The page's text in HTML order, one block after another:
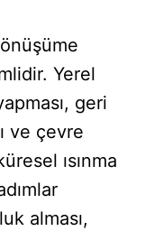
Yerel
geri
ve çevre
ısınma
alması,